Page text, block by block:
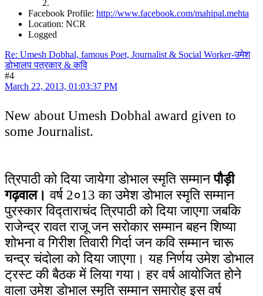
Facebook Profile: http://www.facebook.com/mahipal.mehta
Location: NCR
Logged
Re: Umesh Dobhal, famous Poet, Journalist & Social Worker-उमेश
डोभालप पत्रकार & कवि
#4
March 22, 2013, 01:03:37 PM
New about Umesh Dobhal award given to
some Journalist.
त्रिपाठी को दिया जायेगा डोभाल स्मृति सम्मानपौड़ी
गढ़वाल।वर्ष 2०13 का उमेश डोभाल स्मृति सम्मान
पुरस्कार विद्ताराचंद त्रिपाठी को दिया जाएगा जबकि
राजेन्द्र रावत राजू जन सरोकार सम्मान बहन शिष्या
शोभना व गिरीश तिवारी गिर्दा जन कवि सम्मान चारू
चन्द्र चंदोला को दिया जाएगा। यह निर्णय उमेश डोभाल
ट्रस्ट की बैठक में लिया गया। हर वर्ष आयोजित होने
वाला उमेश डोभाल स्मृति सम्मान समारोह इस वर्ष